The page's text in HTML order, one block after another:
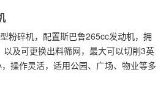
粉碎机，配置斯巴鲁265cc发动机，拥
及可更换出料筛网，最大可以切削3英
操作灵活，适用公园、广场、物业等多